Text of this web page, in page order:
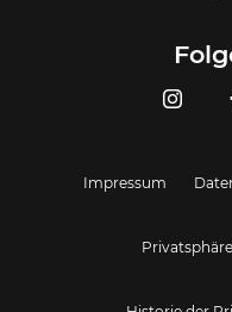
Impressum